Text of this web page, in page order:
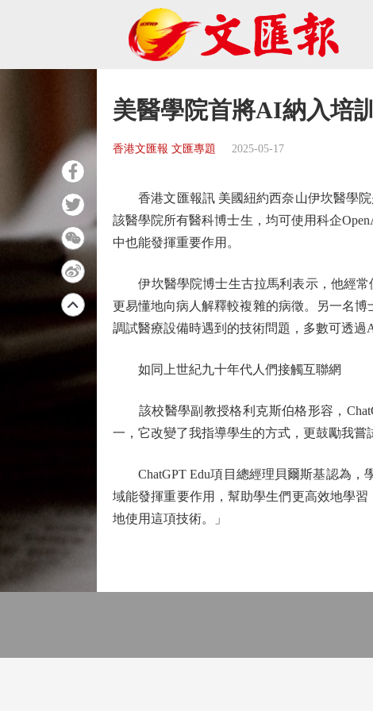
美醫學院首將AI納入培
香港文匯報 文匯專題 2025-05-17
香港文匯報訊 美國紐約西奈山伊坎醫學院
該醫學院所有醫科博士生，均可使用科企
中也能發揮重要作用。
伊坎醫學院博士生古拉馬利表示，他經常使
更易懂地向病人解釋較複雜的病徵。另一名
調試醫療設備時遇到的技術問題，多數可透過
如同上世紀九十年代人們接觸互聯網
該校醫學副教授格利克斯伯格形容，
一，它改變了我指導學生的方式，更鼓勵我嘗
ChatGPT Edu項目總經理貝爾斯基認為，
域能發揮重要作用，幫助學生們更高效地學
地使用這項技術。」